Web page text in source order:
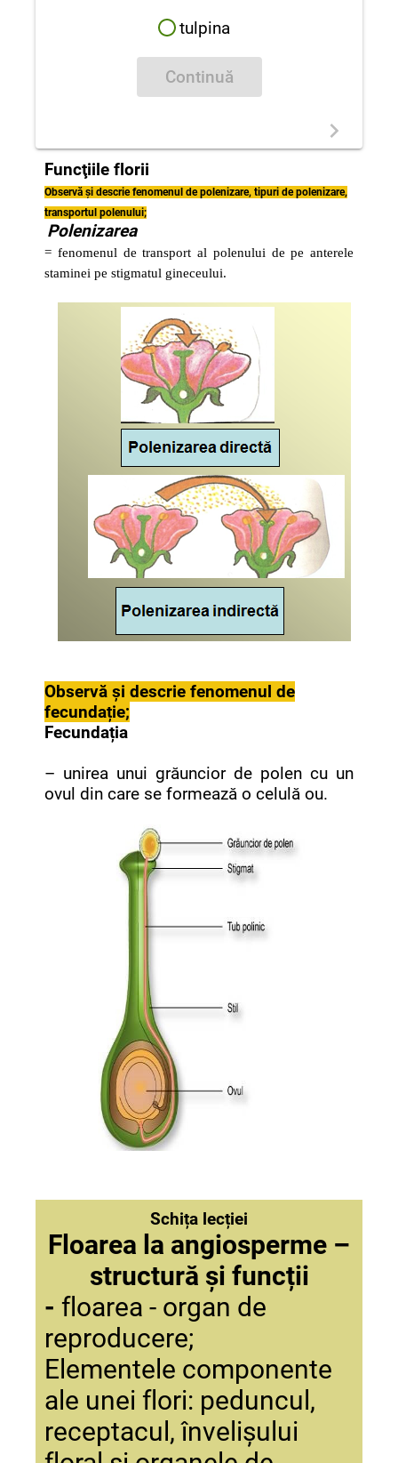
tulpina
Continuă
Funcţiile florii
Observă și descrie fenomenul de polenizare, tipuri de polenizare,
transportul polenului;
Polenizarea
= fenomenul de transport al polenului de pe anterele
staminei pe stigmatul gineceului.
Observă și descrie fenomenul de
fecundație;
Fecundația
– unirea unui grăuncior de polen cu un
ovul din care se formează o celulă ou.
Schița lecției
Floarea la angiosperme –
structură și funcții
- floarea - organ de
reproducere;
Elementele componente
ale unei flori: peduncul,
receptacul, învelișului